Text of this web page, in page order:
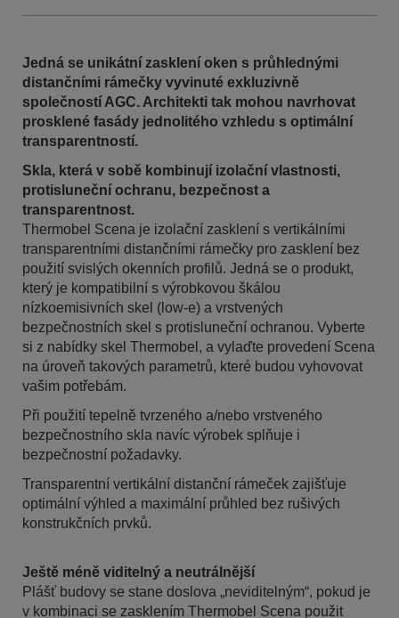
Jedná se unikátní zasklení oken s průhlednými
distančními rámečky vyvinuté exkluzivně
společností AGC. Architekti tak mohou navrhovat
prosklené fasády jednolitého vzhledu s optimální
transparentností.
Skla, která v sobě kombinují izolační vlastnosti,
protisluneční ochranu, bezpečnost a
transparentnost.
Thermobel Scena je izolační zasklení s vertikálními
transparentními distančními rámečky pro zasklení bez
použití svislých okenních profilů. Jedná se o produkt,
který je kompatibilní s výrobkovou škálou
nízkoemisivních skel (low-e) a vrstvených
bezpečnostních skel s protisluneční ochranou. Vyberte
si z nabídky skel Thermobel, a vylaďte provedení Scena
na úroveň takových parametrů, které budou vyhovovat
vašim potřebám.
Při použití tepelně tvrzeného a/nebo vrstveného
bezpečnostního skla navíc výrobek splňuje i
bezpečnostní požadavky.
Transparentní vertikální distanční rámeček zajišťuje
optimální výhled a maximální průhled bez rušivých
konstrukčních prvků.
Ještě méně viditelný a neutrálnější
Plášť budovy se stane doslova „neviditelným“, pokud je
v kombinaci se zasklením Thermobel Scena použit